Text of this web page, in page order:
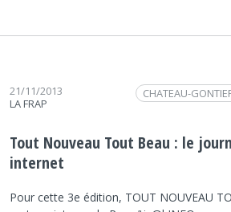
21/11/2013
LA FRAP
CHATEAU-
FRAP INFO
INTERNET
Tout Nouveau Tout Beau : le
internet
Pour cette 3e édition, TOUT NOUVEAU